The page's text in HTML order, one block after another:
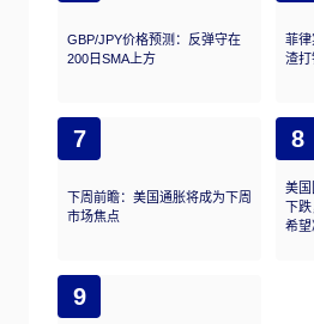
GBP/JPY价格预测：反弹守在
200日SMA上方
菲
渣打
7
下周前瞻：美国通胀将成为下周
市场焦点
8
美国
下
希望
9